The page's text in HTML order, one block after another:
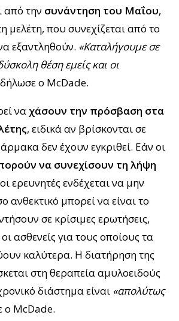
από την συνάντηση του Μαΐου,
μελέτη, που συνεχίζεται από το
εξαντληθούν. «Καταλήγουμε σε
θέση εμείς και οι
ο McDade.
να χάσουν την πρόσβαση στα
, ειδικά αν βρίσκονται σε
δεν έχουν εγκριθεί. Εάν οι
να συνεχίσουν τη λήψη
ερευνητές ενδέχεται να μην
ανθεκτικό μπορεί να είναι το
σε κρίσιμες ερωτήσεις,
ασθενείς για τους οποίους τα
καλύτερα. Η διατήρηση της
στη θεραπεία αμυλοειδούς
διάστημα είναι «απολύτως
ο McDade.